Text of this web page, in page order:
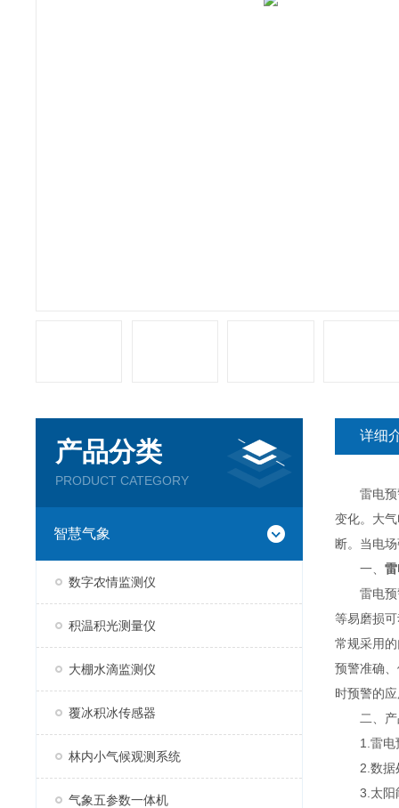
产品分类
PRODUCT CATEGORY
智慧气象
数字农情监测仪
积温积光测量仪
大棚水滴监测仪
覆冰积冰传感器
林内小气候观测系统
气象五参数一体机
详细
雷电预警
变化。大
断。当电
一、
雷电预警
等易磨损
常规采用
预警准确
时预警的
二、产
1.雷电
2.数据
3.太阳